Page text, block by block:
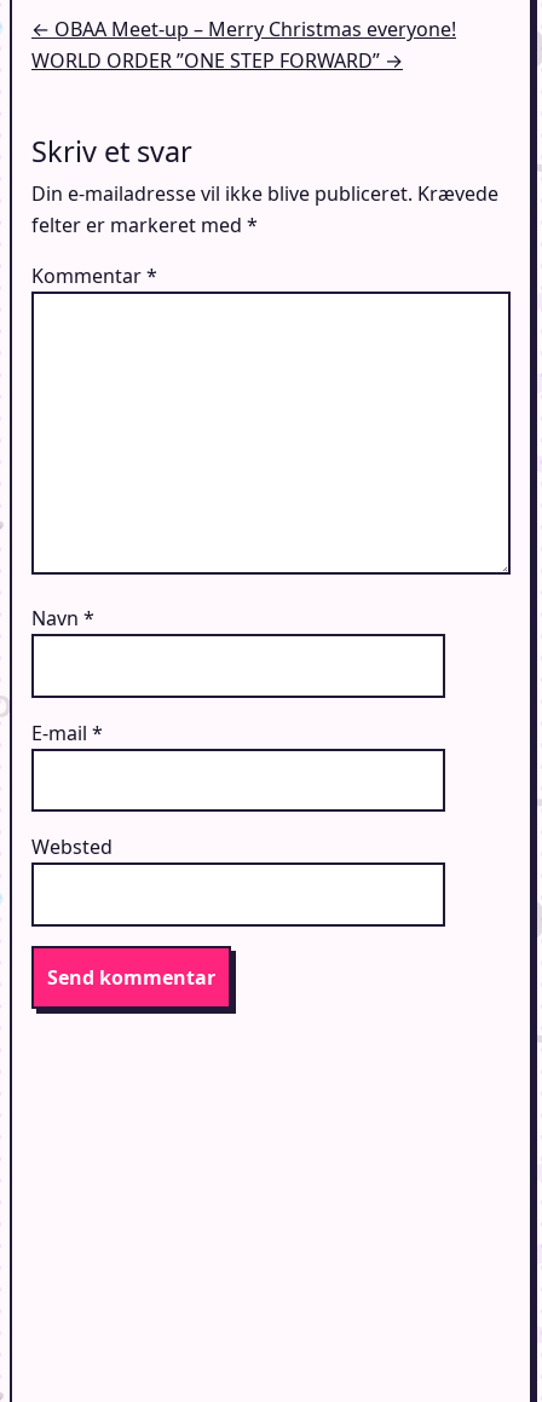
Indlægsnavigation
← OBAA Meet-up – Merry Christmas everyone!
WORLD ORDER ”ONE STEP FORWARD” →
Skriv et svar
Din e-mailadresse vil ikke blive publiceret. Krævede
felter er markeret med *
Kommentar*
Navn *
E-mail *
Websted